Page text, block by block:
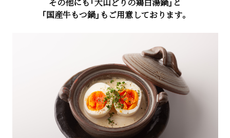
「国産牛もつ鍋」もご用意しております。